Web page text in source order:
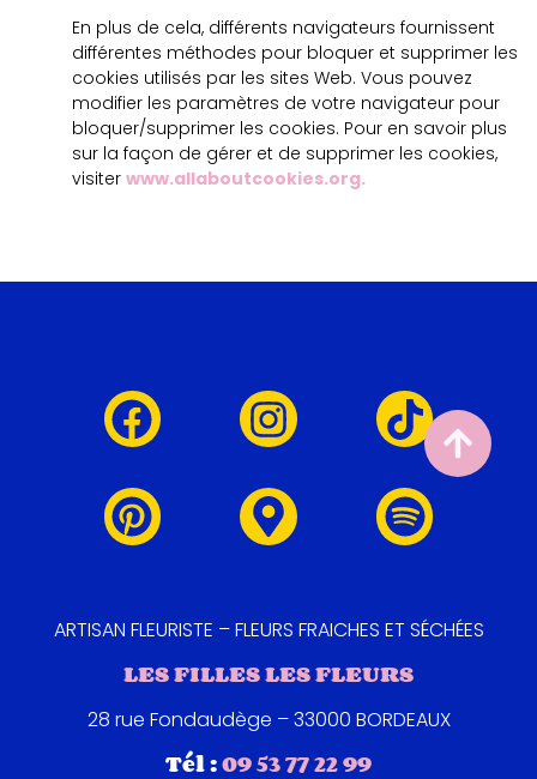
En plus de cela, différents navigateurs fournissent
différentes méthodes pour bloquer et supprimer les
cookies utilisés par les sites Web. Vous pouvez
modifier les paramètres de votre navigateur pour
bloquer/supprimer les cookies. Pour en savoir plus
sur la façon de gérer et de supprimer les cookies,
visiter www.allaboutcookies.org.
ARTISAN FLEURISTE – FLEURS FRAICHES ET SÉCHÉES
LES FILLES LES FLEURS
28 rue Fondaudège – 33000 BORDEAUX
Tél :09 53 77 22 99